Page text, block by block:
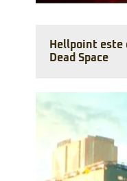
Hellpoint este
Dead Space